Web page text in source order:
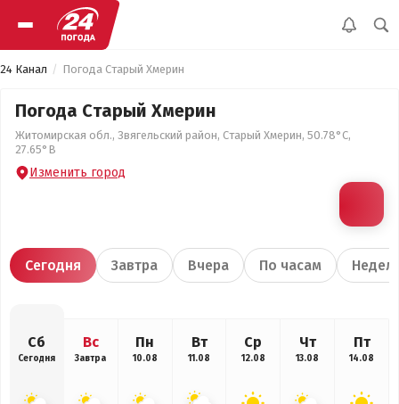
24 Канал Погода Старый Хмерин
Погода Старый Хмерин
Житомирская обл., Звягельский район, Старый Хмерин, 50.78°С,
27.65°В
Изменить город
Сегодня Завтра Вчера По часам
Сб
Сегодня
Вс
Завтра
Пн
10.08
Вт
11.08
Ср
12.08
Чт
13.08
Пт
14.08